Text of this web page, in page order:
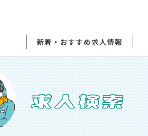
新着・おすすめ求人情報